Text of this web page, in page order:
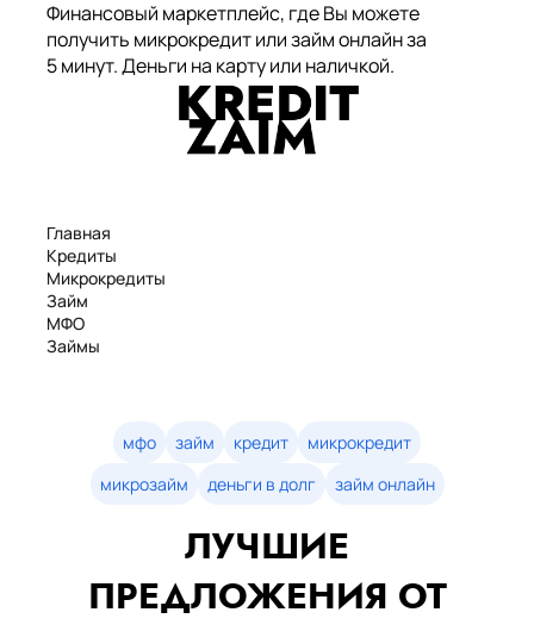
Финансовый маркетплейс, где Вы можете
получить микрокредит или займ онлайн за
5 минут. Деньги на карту или наличкой.
Главная
Кредиты
Микрокредиты
Займ
МФО
Займы
Займы онлайн
Денежные кредиты
мфо займ кредит
микрокредит
микрозайм
деньги в долг займ онлайн
ЛУЧШИЕ
ПРЕДЛОЖЕНИЯ ОТ